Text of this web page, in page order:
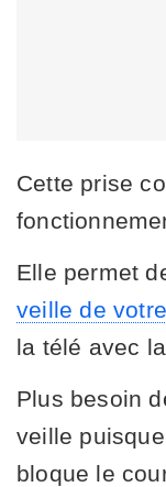
Cette prise
Elle permet
veille de
la télé avec
Plus besoin
veille
bloque le